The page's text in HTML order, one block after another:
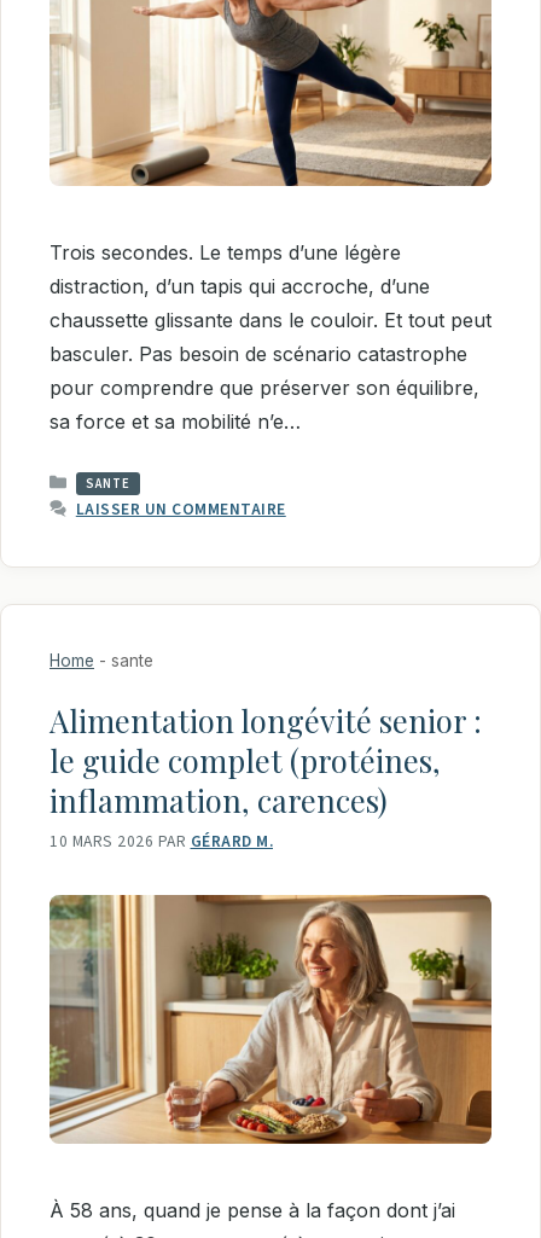
Trois secondes. Le temps d’une légère
distraction, d’un tapis qui accroche, d’une
chaussette glissante dans le couloir. Et tout peut
basculer. Pas besoin de scénario catastrophe
pour comprendre que préserver son équilibre,
sa force et sa mobilité n’e…
CATÉGORIES
SANTE
LAISSER UN COMMENTAIRE
Home - sante
Alimentation longévité senior :
le guide complet (protéines,
inflammation, carences)
10 MARS 2026 PAR GÉRARD M.
À 58 ans, quand je pense à la façon dont j’ai